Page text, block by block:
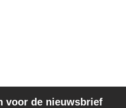
voor de nieuwsbrief